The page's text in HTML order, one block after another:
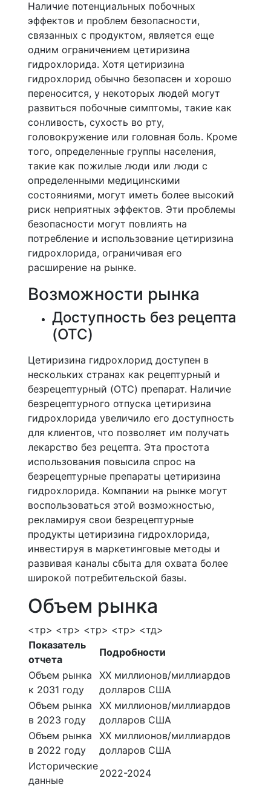
Наличие потенциальных побочных
эффектов и проблем безопасности,
связанных с продуктом, является еще
одним ограничением цетиризина
гидрохлорида. Хотя цетиризина
гидрохлорид обычно безопасен и хорошо
переносится, у некоторых людей могут
развиться побочные симптомы, такие как
сонливость, сухость во рту,
головокружение или головная боль. Кроме
того, определенные группы населения,
такие как пожилые люди или люди с
определенными медицинскими
состояниями, могут иметь более высокий
риск неприятных эффектов. Эти проблемы
безопасности могут повлиять на
потребление и использование цетиризина
гидрохлорида, ограничивая его
расширение на рынке.
Возможности рынка
Доступность без рецепта
(OTC)
Цетиризина гидрохлорид доступен в
нескольких странах как рецептурный и
безрецептурный (OTC) препарат. Наличие
безрецептурного отпуска цетиризина
гидрохлорида увеличило его доступность
для клиентов, что позволяет им получать
лекарство без рецепта. Эта простота
использования повысила спрос на
безрецептурные препараты цетиризина
гидрохлорида. Компании на рынке могут
воспользоваться этой возможностью,
рекламируя свои безрецептурные
продукты цетиризина гидрохлорида,
инвестируя в маркетинговые методы и
развивая каналы сбыта для охвата более
широкой потребительской базы.
Объем рынка
<тр> <тр> <тр> <тр> <тд>
Показатель
отчета
Подробности
Объем рынка
к 2031 году
ХХ миллионов/миллиардов
долларов США
Объем рынка
в 2023 году
ХХ миллионов/миллиардов
долларов США
Объем рынка
в 2022 году
ХХ миллионов/миллиардов
долларов США
Исторические
данные
2022-2024